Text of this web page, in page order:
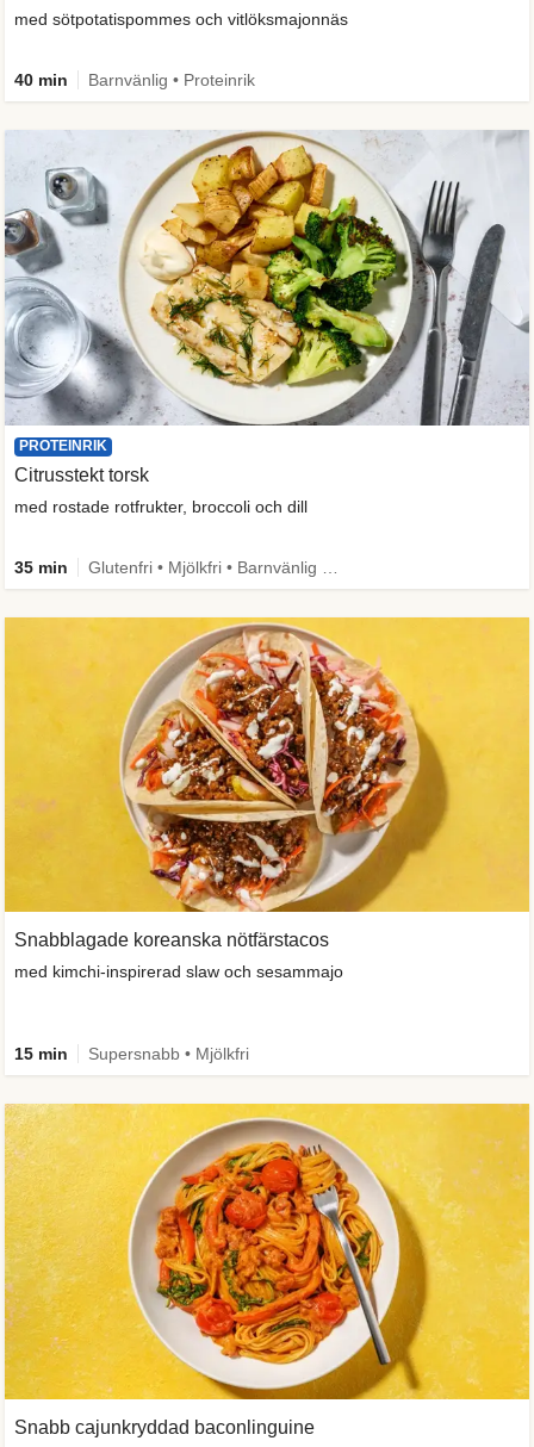
med sötpotatispommes och vitlöksmajonnäs
40 min Barnvänlig • Proteinrik
PROTEINRIK
Citrusstekt torsk
med rostade rotfrukter, broccoli och dill
35 min
Snabblagade koreanska nötfärstacos
med kimchi-inspirerad slaw och sesammajo
15 min Supersnabb • Mjölkfri
Snabb cajunkryddad baconlinguine